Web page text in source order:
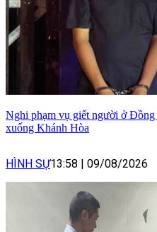
Nghi phạm vụ giết người ở
xuống Khánh Hòa
HÌNH SỰ13:58 09/08/2026